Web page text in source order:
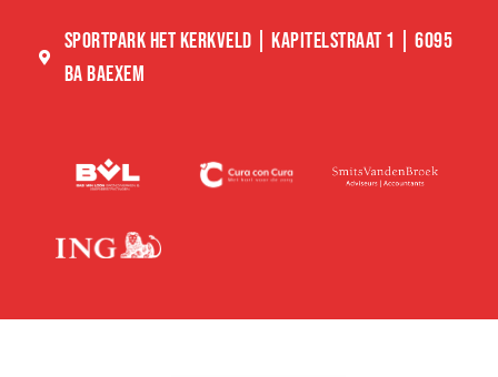
SPORTPARK HET KERKVELD | KAPITELSTRAAT 1 | 6095
BA BAEXEM